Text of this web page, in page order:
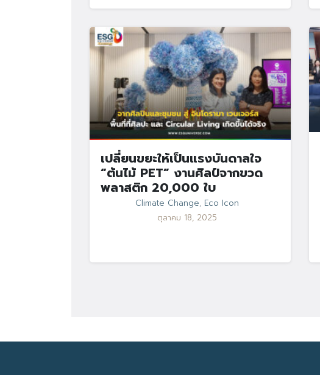
เปลี่ยนขยะให้เป็นแรงบันดาลใจ
“ต้นไม้ PET” งานศิลป์จากขวด
พลาสติก 20,000 ใบ
Climate Change, Eco Icon
ตุลาคม 18, 2025